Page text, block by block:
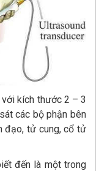
kích thước 2 – 3
các bộ phận bên
đạo, tử cung, cổ tử
đến là một trong